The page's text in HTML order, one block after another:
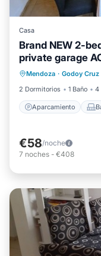
Casa
Brand NEW 2-
private garage
Mendoza · Godoy Cruz
2 Dormitorios
1 Baño 4
Aparcamiento
Cocina
€58/noche
7 noches - €408